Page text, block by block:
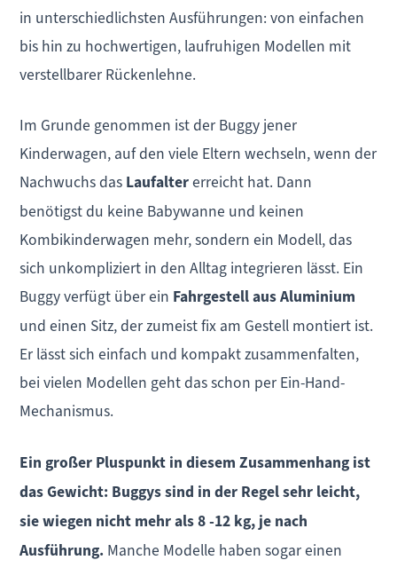
in unterschiedlichsten Ausführungen: von einfachen
bis hin zu hochwertigen, laufruhigen Modellen mit
verstellbarer Rückenlehne.
Im Grunde genommen ist der Buggy jener
Kinderwagen, auf den viele Eltern wechseln, wenn der
Nachwuchs das Laufaltererreicht hat. Dann
benötigst du keine Babywanne und keinen
Kombikinderwagen mehr, sondern ein Modell, das
sich unkompliziert in den Alltag integrieren lässt. Ein
Buggy verfügt über ein Fahrgestell aus Aluminium
und einen Sitz, der zumeist fix am Gestell montiert ist.
Er lässt sich einfach und kompakt zusammenfalten,
bei vielen Modellen geht das schon per Ein-Hand-
Mechanismus.
Ein großer Pluspunkt in diesem Zusammenhang ist
das Gewicht: Buggys sind in der Regel sehr leicht,
sie wiegen nicht mehr als 8 -12 kg, je nach
Ausführung. Manche Modelle haben sogar einen